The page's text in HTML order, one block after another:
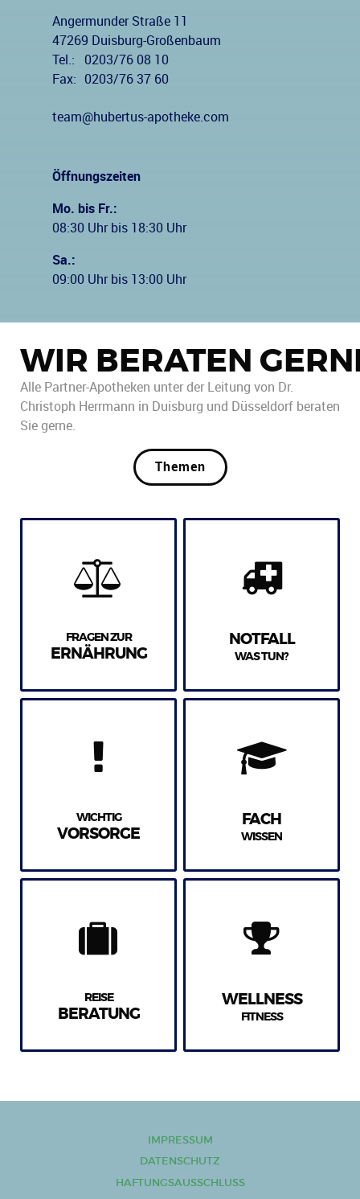
Angermunder Straße 11
47269 Duisburg-Großenbaum
Tel.:
0203/76 08 10
Fax:
0203/76 37 60
team@hubertus-apotheke.com
Öffnungszeiten
Mo. bis Fr.:
08:30 Uhr bis 18:30 Uhr
Sa.:
09:00 Uhr bis 13:00 Uhr
WIR BERATEN
Alle Partner-Apotheken unter der Leitung von Dr.
Christoph Herrmann in Duisburg und Düsseldorf beraten
Sie gerne.
Themen
FRAGEN ZUR
ERNÄHRUNG
NOTFALL
WAS TUN?
WICHTIG
VORSORGE
FACH
WISSEN
REISE
BERATUNG
WELLNESS
FITNESS
IMPRESSUM
DATENSCHUTZ
HAFTUNGSAUSSCHLUSS